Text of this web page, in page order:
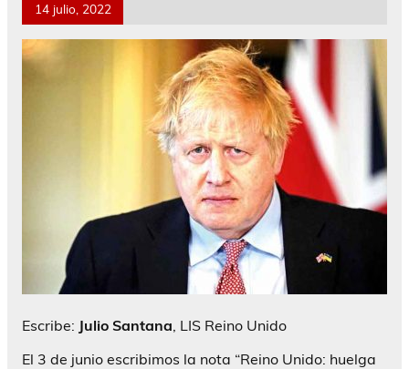
14 julio, 2022
Escribe: Julio Santana , LIS Reino Unido
El 3 de junio escribimos la nota “Reino Unido: huelga